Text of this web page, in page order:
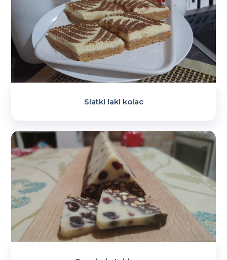
Slatki laki kolac